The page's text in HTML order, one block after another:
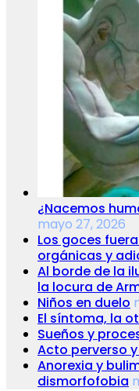
¿Nacemos
mayo 27, 2026
Los goces
orgánicas y
Al borde de la
la locura de
Niños en duelo
El síntoma, la
Sueños y
Acto perverso
Anorexia y
dismorfofobia